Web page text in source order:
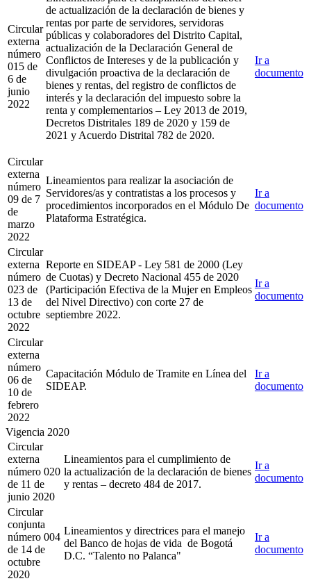
Circular
externa
número
015 de
6 de
junio
2022
de actualización de la declaración de bienes y
rentas por parte de servidores, servidoras
públicas y colaboradores del Distrito Capital,
actualización de la Declaración General de
Conflictos de Intereses y de la publicación y
divulgación proactiva de la declaración de
bienes y rentas, del registro de conflictos de
interés y la declaración del impuesto sobre la
renta y complementarios – Ley 2013 de 2019,
Decretos Distritales 189 de 2020 y 159 de
2021 y Acuerdo Distrital 782 de 2020.
Ir a
documento
Circular
externa
número
09 de 7
de
marzo
2022
Lineamientos para realizar la asociación de
Servidores/as y contratistas a los procesos y
procedimientos incorporados en el Módulo De
Plataforma Estratégica.
Ir a
documento
Circular
externa
número
023 de
13 de
octubre
2022
Reporte en SIDEAP - Ley 581 de 2000 (Ley
de Cuotas) y Decreto Nacional 455 de 2020
(Participación Efectiva de la Mujer en Empleos
del Nivel Directivo) con corte 27 de
septiembre 2022.
Ir a
documento
Circular
externa
número
06 de
10 de
febrero
2022
Capacitación Módulo de Tramite en Línea del
SIDEAP.
Ir a
documento
Vigencia 2020
Circular
externa
número 020
de 11 de
junio 2020
Lineamientos para el cumplimiento de
la actualización de la declaración de bienes
y rentas – decreto 484 de 2017.
Ir a
documento
Circular
conjunta
número 004
de 14 de
octubre
2020
Lineamientos y directrices para el manejo
del Banco de hojas de vida de Bogotá
D.C. “Talento no Palanca"
Ir a
documento